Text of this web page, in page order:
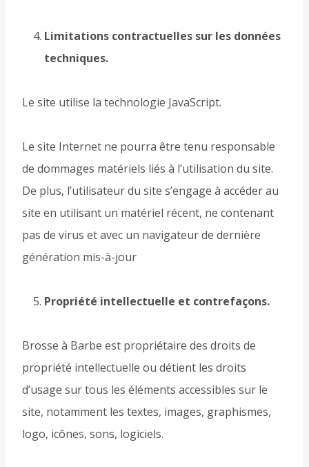
Limitations contractuelles sur les données
techniques.
Le site utilise la technologie JavaScript.
Le site Internet ne pourra être tenu responsable
de dommages matériels liés à l’utilisation du site.
De plus, l’utilisateur du site s’engage à accéder au
site en utilisant un matériel récent, ne contenant
pas de virus et avec un navigateur de dernière
génération mis-à-jour
Propriété intellectuelle et contrefaçons.
Brosse à Barbe est propriétaire des droits de
propriété intellectuelle ou détient les droits
d’usage sur tous les éléments accessibles sur le
site, notamment les textes, images, graphismes,
logo, icônes, sons, logiciels.